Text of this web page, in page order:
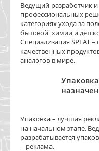
Ведущий разработчик
профессиональных
категориях ухода за
бытовой химии и
Специализация SPLAT –
качественных
аналогов в мире.
Упаковка – лучшая
на начальном этапе.
разрабатывается
– реклама.